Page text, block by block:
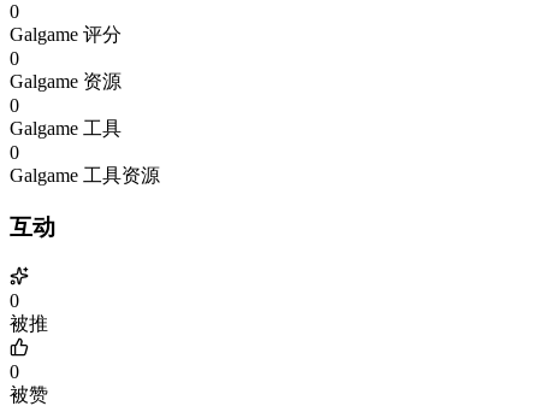
0
Galgame 评分
0
Galgame 资源
0
Galgame 工具
0
Galgame 工具资源
互动
0
被推
0
被赞